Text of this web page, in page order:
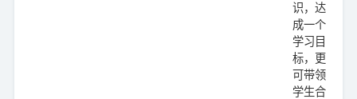
识，达
成一个
学习目
标，更
可带领
学生合